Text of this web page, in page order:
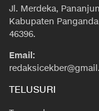
Jl. Merdeka,
Kabupaten
46396.
Email:
TELUSURI